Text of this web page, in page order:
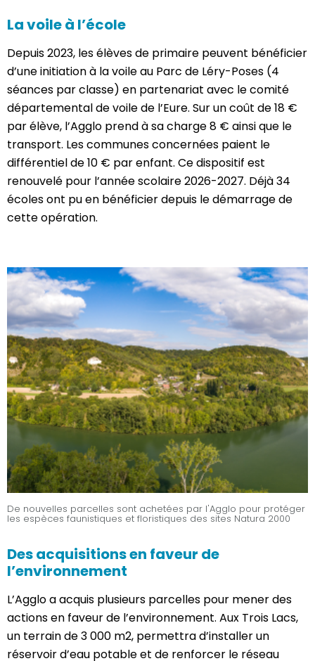
La voile à l’école
Depuis 2023, les élèves de primaire peuvent bénéficier
d’une initiation à la voile au Parc de Léry-Poses (4
séances par classe) en partenariat avec le comité
départemental de voile de l’Eure. Sur un coût de 18 €
par élève, l’Agglo prend à sa charge 8 € ainsi que le
transport. Les communes concernées paient le
différentiel de 10 € par enfant. Ce dispositif est
renouvelé pour l’année scolaire 2026-2027. Déjà 34
écoles ont pu en bénéficier depuis le démarrage de
cette opération.
De nouvelles parcelles sont achetées par l'Agglo pour protéger
les espèces faunistiques et floristiques des sites Natura 2000
Des acquisitions en faveur de
l’environnement
L’Agglo a acquis plusieurs parcelles pour mener des
actions en faveur de l’environnement. Aux Trois Lacs,
un terrain de 3 000 m2, permettra d’installer un
réservoir d’eau potable et de renforcer le réseau